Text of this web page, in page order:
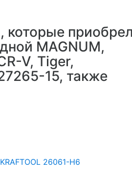
которые
MAGNUM,
V, Tiger,
15, также